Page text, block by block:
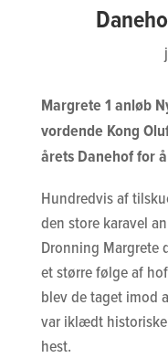
Margrete 1 anløb
vordende Kong
årets Danehof for
Hundredvis af
den store karavel
Dronning Margrete
et større følge af
blev de taget imod
var iklædt
hest.